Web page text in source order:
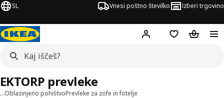
SL Vnesi poštno številko Izberi trgovino
Hej! Prijava ali
Seznam želja
…Oblazinjeno pohištvoPrevleke za zofe in fotelje
EKTORP prevleke